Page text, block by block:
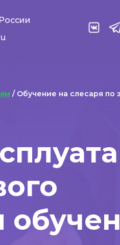
/ Обучение на слесаря по